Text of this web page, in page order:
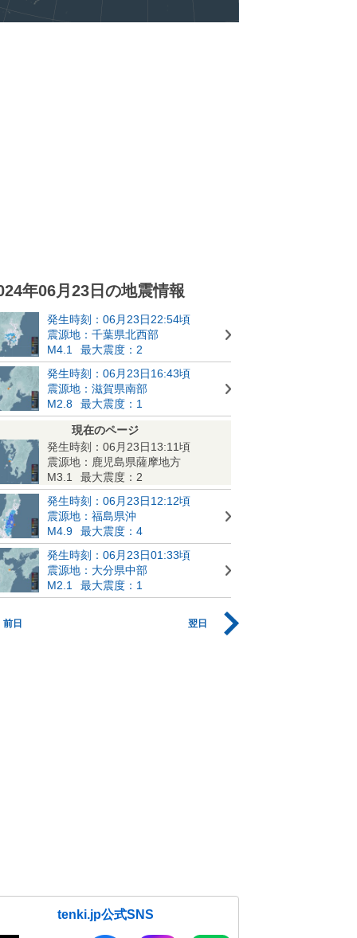
年06月23日の地震情報
発生時刻：06月23日22:54頃
震源地：千葉県北西部
M4.1
最大震度：2
発生時刻：06月23日16:43頃
震源地：滋賀県南部
M2.8
最大震度：1
現在のページ
発生時刻：06月23日13:11頃
震源地：鹿児島県薩摩地方
M3.1
最大震度：2
発生時刻：06月23日12:12頃
震源地：福島県沖
M4.9
最大震度：4
発生時刻：06月23日01:33頃
震源地：大分県中部
M2.1
最大震度：1
前日 翌日
tenki.jp公式SNS